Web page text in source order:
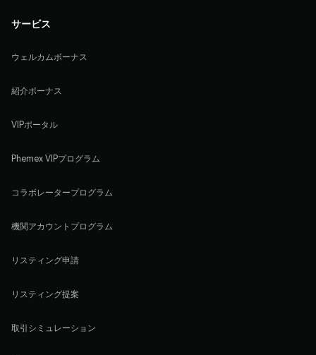
サービス
ウェルカムボーナス
紹介ボーナス
VIPポータル
Phemex VIPプログラム
コラボレータープログラム
機関アカウントプログラム
リスティング申請
リスティング提案
取引シミュレーション